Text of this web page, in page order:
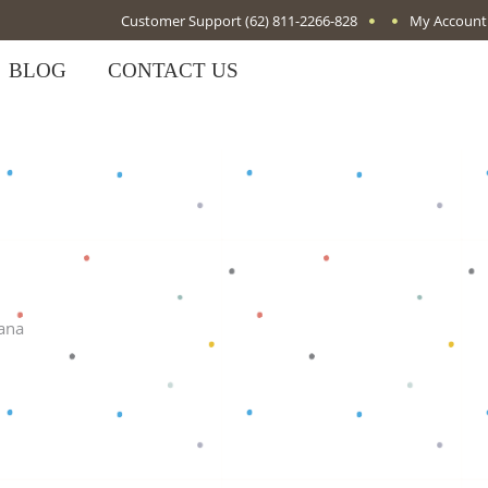
Customer Support(62) 811-2266-828 My Account
BLOG CONTACT US